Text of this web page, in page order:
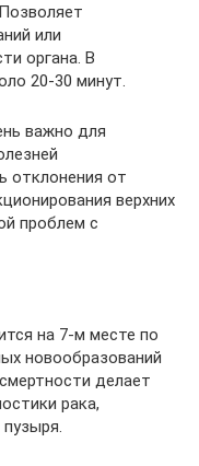
или
органа. В
20-30 минут.
важно для
отклонения от
верхних
проблем с
на 7-м месте по
новообразований
делает
рака,